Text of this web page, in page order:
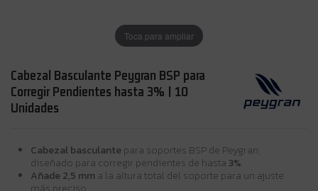
Toca para ampliar
Cabezal Basculante Peygran BSP para
Corregir Pendientes hasta 3% | 10
Unidades
Cabezal basculante para soportes BSP de Peygran,
diseñado para corregir pendientes de hasta 3%
Añade 2,5 mm a la altura total del soporte para un ajuste